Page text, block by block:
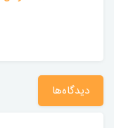
دیدگاه‌ها